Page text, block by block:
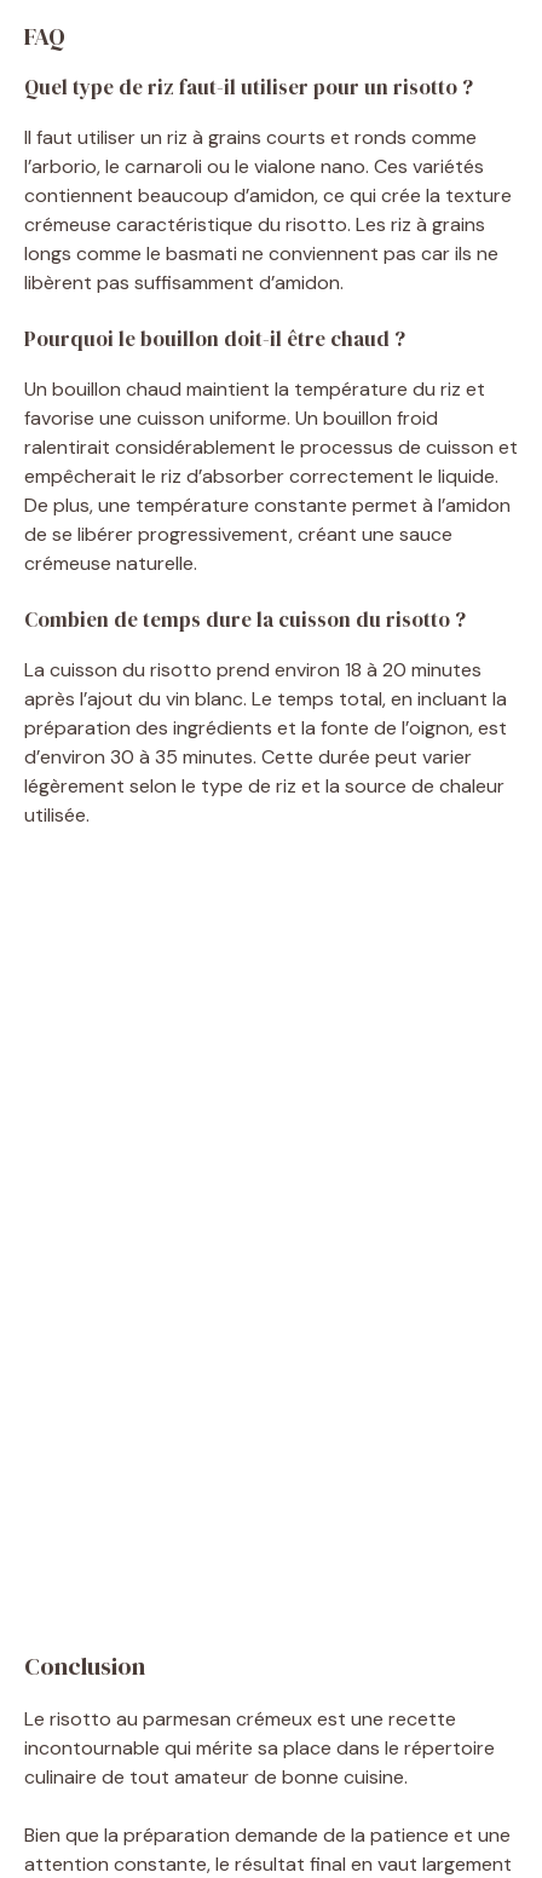
FAQ
Quel type de riz faut-il utiliser pour un risotto ?
Il faut utiliser un riz à grains courts et ronds comme
l’arborio, le carnaroli ou le vialone nano. Ces variétés
contiennent beaucoup d’amidon, ce qui crée la texture
crémeuse caractéristique du risotto. Les riz à grains
longs comme le basmati ne conviennent pas car ils ne
libèrent pas suffisamment d’amidon.
Pourquoi le bouillon doit-il être chaud ?
Un bouillon chaud maintient la température du riz et
favorise une cuisson uniforme. Un bouillon froid
ralentirait considérablement le processus de cuisson et
empêcherait le riz d’absorber correctement le liquide.
De plus, une température constante permet à l’amidon
de se libérer progressivement, créant une sauce
crémeuse naturelle.
Combien de temps dure la cuisson du risotto ?
La cuisson du risotto prend environ 18 à 20 minutes
après l’ajout du vin blanc. Le temps total, en incluant la
préparation des ingrédients et la fonte de l’oignon, est
d’environ 30 à 35 minutes. Cette durée peut varier
légèrement selon le type de riz et la source de chaleur
utilisée.
Conclusion
Le risotto au parmesan crémeux est une recette
incontournable qui mérite sa place dans le répertoire
culinaire de tout amateur de bonne cuisine.
Bien que la préparation demande de la patience et une
attention constante, le résultat final en vaut largement